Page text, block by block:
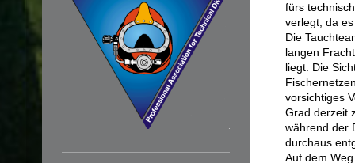
fürs
verlegt, da
Die
langen
liegt. Die
vorsichtiges
Grad derzeit
während der
durchaus
Auf dem